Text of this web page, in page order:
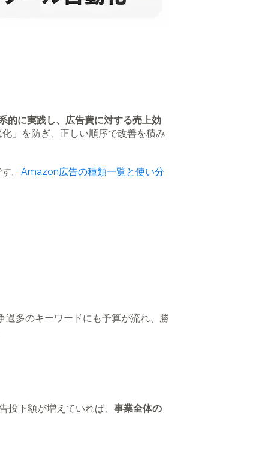
的に実践し、広告費に対する売上効
」を防ぎ、正しい順序で改善を積み
。 Amazon広告の種類一覧と使い分
多のキーワードにも予算が流れ、勝
下額が増えていれば、 事業全体の